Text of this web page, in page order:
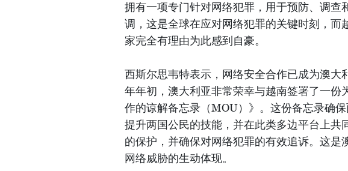
拥有一项专门针对网络犯罪，用于预防、调查
调，这是全球在应对网络犯罪的关键时刻，而
家完全有理由为此感到自豪。
西斯尔思韦特表示，网络安全合作已成为澳大
年年初，澳大利亚非常荣幸与越南签署了一份
作的谅解备忘录（MOU）》。这份备忘录确
提升两国公民的技能，并在此类多边平台上共
的保护，并确保对网络犯罪的有效追诉。这是
网络威胁的生动体现。